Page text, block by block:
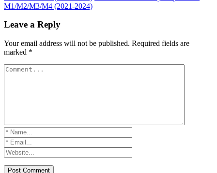
M1/M2/M3/M4 (2021-2024)
Leave a Reply
Your email address will not be published. Required fields are
marked *